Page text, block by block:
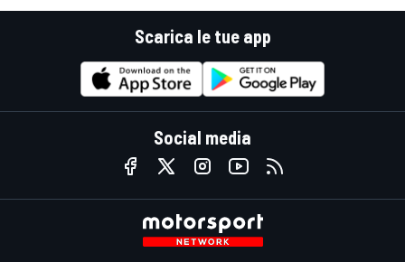
Scarica le tue app
Social media